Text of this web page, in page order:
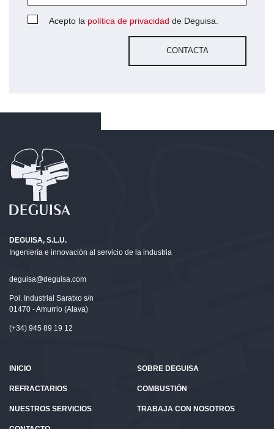
Acepto la política de privacidad de Deguisa.
DEGUISA, S.L.U.
Ingeniería e innovación al servicio de la industria
deguisa@deguisa.com
Pol. Industrial Saratxo s/n
01470 - Amurrio (Alava)
(+34) 945 89 19 12
INICIO SOBRE DEGUISA
REFRACTARIOS COMBUSTIÓN
NUESTROS SERVICIOS TRABAJA CON NOSOTROS